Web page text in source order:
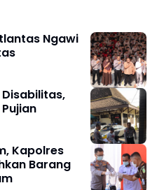
Ngawi
Kapolres
Barang